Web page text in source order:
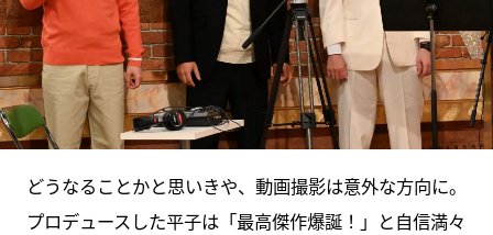
どうなることかと思いきや、動画撮影は意外な方向に。
プロデュースした平子は「最高傑作爆誕！」と自信満々